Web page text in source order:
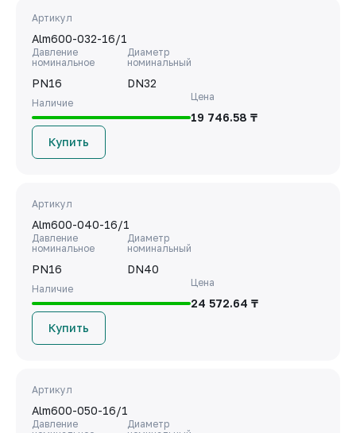
Артикул
Alm600-032-16/1
Давление
номинальное
PN16
Диаметр
номинальный
DN32
Наличие
Цена
19 746.58 ₸
Купить
Артикул
Alm600-040-16/1
Давление
номинальное
PN16
Диаметр
номинальный
DN40
Наличие
Цена
24 572.64 ₸
Купить
Артикул
Alm600-050-16/1
Давление
Диаметр